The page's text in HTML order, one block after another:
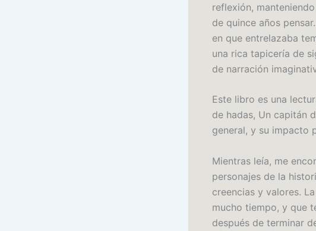
reflexión,
de quince años
en que entrelazaba
una rica tapicería de
de narración
Este libro es una
de hadas, Un capitán
general, y su impacto
Mientras leía, me
personajes de la
creencias y valores.
mucho tiempo, y que
después de terminar